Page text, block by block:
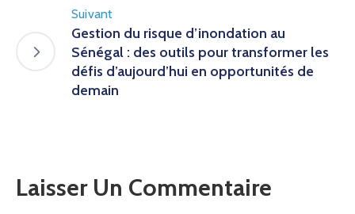
Suivant
Gestion du risque d’inondation au
Sénégal : des outils pour transformer les
défis d’aujourd’hui en opportunités de
demain
Laisser Un Commentaire